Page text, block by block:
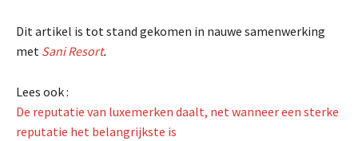
Dit artikel is tot stand gekomen in nauwe samenwerking
met Sani Resort.
Lees ook :
De reputatie van luxemerken daalt, net wanneer een sterke
reputatie het belangrijkste is